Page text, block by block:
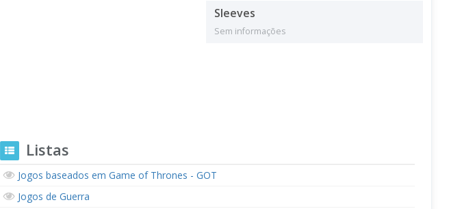
Sleeves
Sem informações
Listas
Jogos baseados em Game of Thrones - GOT
Jogos de Guerra